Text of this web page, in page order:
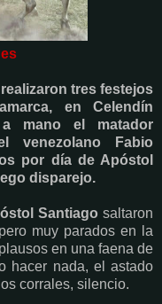
tres festejos
en Celendín
a mano el matador
venezolano Fabio
por día de Apóstol
disparejo.
Santiago saltaron
muy parados en la
en una faena de
hacer nada, el astado
corrales, silencio.